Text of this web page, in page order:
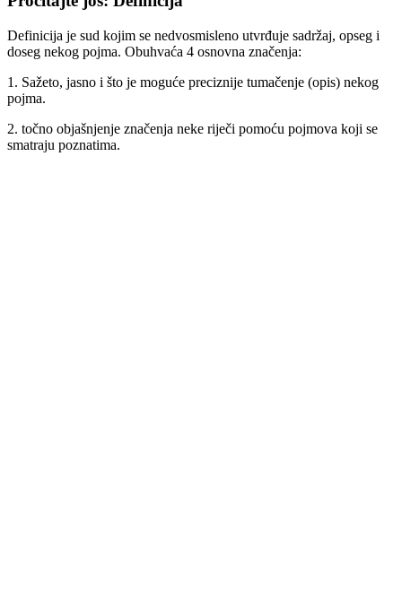
Definicija je sud kojim se nedvosmisleno utvrđuje sadržaj, opseg i
doseg nekog pojma. Obuhvaća 4 osnovna značenja:
1. Sažeto, jasno i što je moguće preciznije tumačenje (opis) nekog
pojma.
2. točno objašnjenje značenja neke riječi pomoću pojmova koji se
smatraju poznatima.